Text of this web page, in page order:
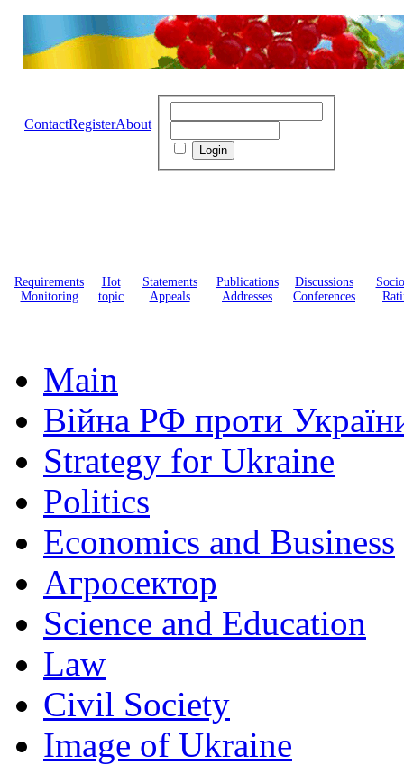
ContactRegisterAbout
Requirements
Monitoring
Hot
topic
Statements
Appeals
Publications
Addresses
Discussions
Conferences
Main
Війна РФ проти
Strategy for Ukraine
Politics
Economics and Business
Агросектор
Science and Education
Law
Civil Society
Image of Ukraine